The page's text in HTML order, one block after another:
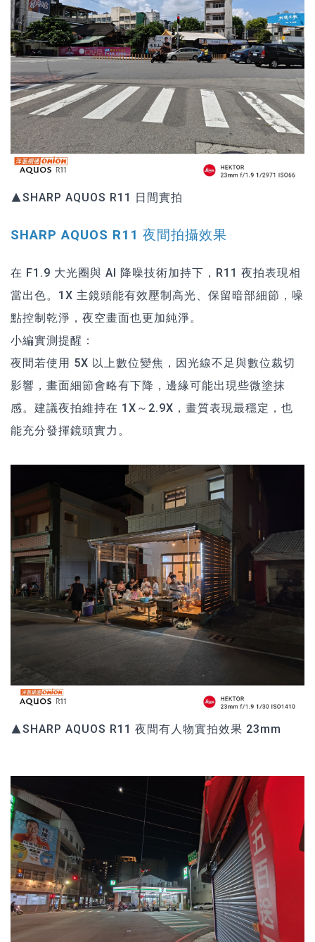
▲SHARP AQUOS R11 日間實拍
SHARP AQUOS R11 夜間拍攝效果
在 F1.9 大光圈與 AI 降噪技術加持下，R11 夜拍表現相
當出色。1X 主鏡頭能有效壓制高光、保留暗部細節，噪
點控制乾淨，夜空畫面也更加純淨。
小編實測提醒：
夜間若使用 5X 以上數位變焦，因光線不足與數位裁切
影響，畫面細節會略有下降，邊緣可能出現些微塗抹
感。建議夜拍維持在 1X～2.9X，畫質表現最穩定，也
能充分發揮鏡頭實力。
▲SHARP AQUOS R11 夜間有人物實拍效果 23mm